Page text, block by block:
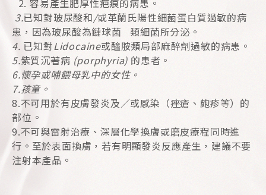
容易產生肥厚性疤痕的病患。
3.已知對玻尿酸和/或革蘭氏陽性細菌蛋白質過敏的病
患，因為玻尿酸為鏈球菌 類細菌所分泌。
4. 已知對Lidocaine或醯胺類局部麻醉劑過敏的病患。
5.紫質沉著病 (porphyria) 的患者。
6.懷孕或哺餵母乳中的女性。
7.孩童。
8.不可用於有皮膚發炎及／或感染（痤瘡、皰疹等）的
部位。
9.不可與雷射治療、深層化學換膚或磨皮療程同時進
行。至於表面換膚，若有明顯發炎反應產生，建議不要
注射本產品。